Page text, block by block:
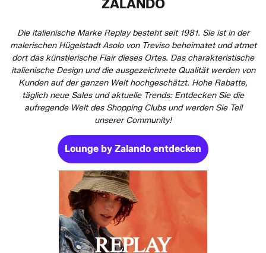
ZALANDO
Die italienische Marke Replay besteht seit 1981. Sie ist in der
malerischen Hügelstadt Asolo von Treviso beheimatet und atmet
dort das künstlerische Flair dieses Ortes. Das charakteristische
italienische Design und die ausgezeichnete Qualität werden von
Kunden auf der ganzen Welt hochgeschätzt. Hohe Rabatte,
täglich neue Sales und aktuelle Trends: Entdecken Sie die
aufregende Welt des Shopping Clubs und werden Sie Teil
unserer Community!
Lounge by Zalando entdecken